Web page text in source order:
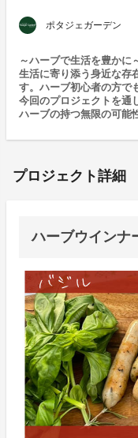
ポタジェガーデン
～ハーブで生活を豊かに
生活に寄り添う身近な存
す。ハーブ初心者の方で
今回のプロジェクトを通
ハーブの持つ無限の可能
プロジェクト詳細
ハーブウインナ